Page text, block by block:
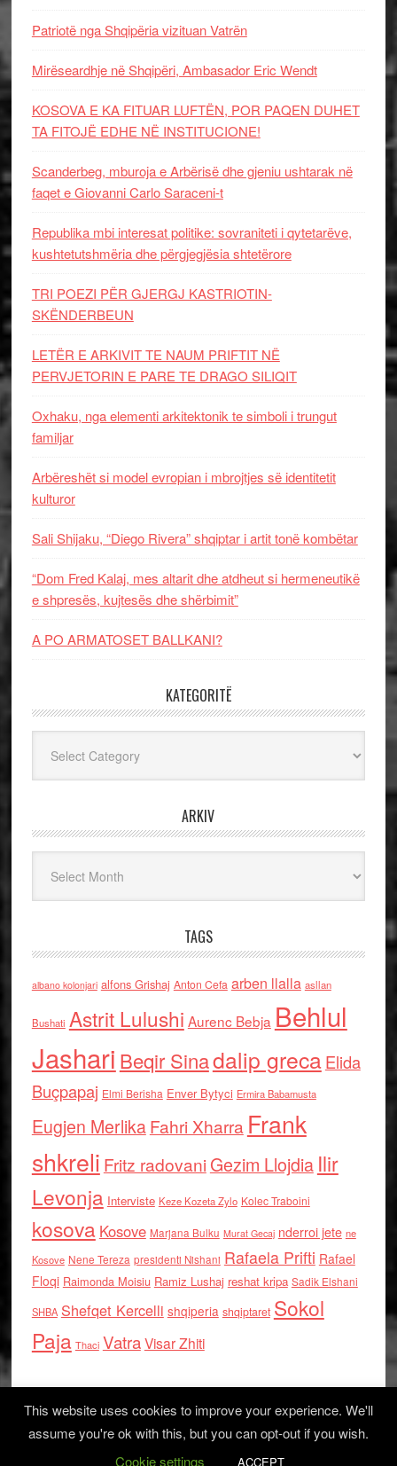
Patriotë nga Shqipëria vizituan Vatrën
Mirëseardhje në Shqipëri, Ambasador Eric Wendt
KOSOVA E KA FITUAR LUFTËN, POR PAQEN DUHET
TA FITOJË EDHE NË INSTITUCIONE!
Scanderbeg, mburoja e Arbërisë dhe gjeniu ushtarak në
faqet e Giovanni Carlo Saraceni-t
Republika mbi interesat politike: sovraniteti i qytetarëve,
kushtetutshmëria dhe përgjegjësia shtetërore
TRI POEZI PËR GJERGJ KASTRIOTIN-
SKËNDERBEUN
LETËR E ARKIVIT TE NAUM PRIFTIT NË
PERVJETORIN E PARE TE DRAGO SILIQIT
Oxhaku, nga elementi arkitektonik te simboli i trungut
familjar
Arbëreshët si model evropian i mbrojtjes së identitetit
kulturor
Sali Shijaku, “Diego Rivera” shqiptar i artit tonë kombëtar
“Dom Fred Kalaj, mes altarit dhe atdheut si hermeneutikë
e shpresës, kujtesës dhe shërbimit”
A PO ARMATOSET BALLKANI?
KATEGORITË
ARKIV
TAGS
albano kolonjari alfons Grishaj Anton Cefa arben llalla asllan
Bushati Astrit Lulushi Aurenc Bebja Behlul
Jashari Beqir Sinadalip grecaElida
Buçpapaj Elmi Berisha Enver Bytyci Ermira Babamusta
Eugjen MerlikaFahri Xharra Frank
shkreli Fritz radovaniGezim Llojdia Ilir
Levonja Interviste Keze Kozeta Zylo Kolec Traboini
kosova Kosove Marjana Bulku Murat Gecaj nderroi jete ne
Kosove Nene Tereza presidenti Nishani Rafaela Prifti Rafael
Floqi Raimonda Moisiu Ramiz Lushaj reshat kripa Sadik Elshani
SHBA Shefqet Kercelli shqiperia shqiptaret Sokol
Paja Thaci VatraVisar Zhiti
Log in
This website uses cookies to improve your experience. We'll
assume you're ok with this, but you can opt-out if you wish.
Cookie settings
ACCEPT